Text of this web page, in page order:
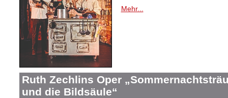
Mehr...
Ruth Zechlins Oper
und die Bildsäule“